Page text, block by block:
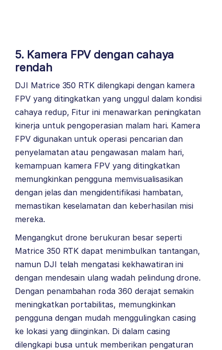
5. Kamera FPV dengan cahaya
rendah
DJI Matrice 350 RTK dilengkapi dengan kamera
FPV yang ditingkatkan yang unggul dalam kondisi
cahaya redup, Fitur ini menawarkan peningkatan
kinerja untuk pengoperasian malam hari. Kamera
FPV digunakan untuk operasi pencarian dan
penyelamatan atau pengawasan malam hari,
kemampuan kamera FPV yang ditingkatkan
memungkinkan pengguna memvisualisasikan
dengan jelas dan mengidentifikasi hambatan,
memastikan keselamatan dan keberhasilan misi
mereka.
Mengangkut drone berukuran besar seperti
Matrice 350 RTK dapat menimbulkan tantangan,
namun DJI telah mengatasi kekhawatiran ini
dengan mendesain ulang wadah pelindung drone.
Dengan penambahan roda 360 derajat semakin
meningkatkan portabilitas, memungkinkan
pengguna dengan mudah menggulingkan casing
ke lokasi yang diinginkan. Di dalam casing
dilengkapi busa untuk memberikan pengaturan